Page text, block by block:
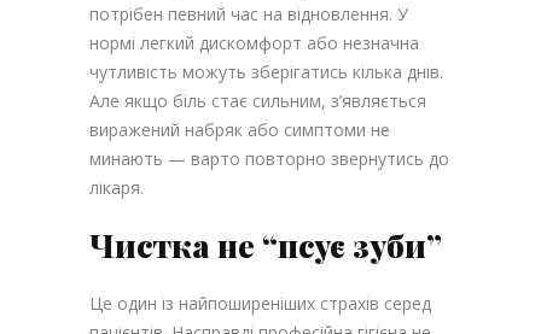
потрібен певний час на відновлення. У
нормі легкий дискомфорт або незначна
чутливість можуть зберігатись кілька днів.
Але якщо біль стає сильним, з’являється
виражений набряк або симптоми не
минають — варто повторно звернутись до
лікаря.
Чистка не “псує зуби”
Це один із найпоширеніших страхів серед